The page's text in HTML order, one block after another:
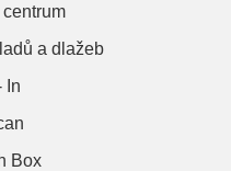
a dlažeb
In
Box